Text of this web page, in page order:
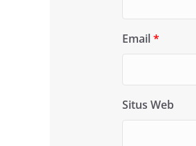
Email*
Situs Web